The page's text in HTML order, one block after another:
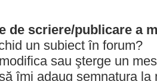
de scriere/publicare a
un subiect în forum?
sau şterge un
îmi adaug semnatura la